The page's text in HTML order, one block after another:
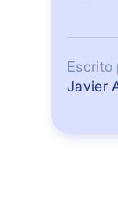
Escrito
Javier